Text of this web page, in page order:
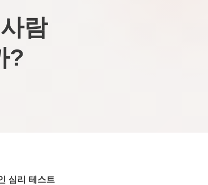
람
?
심리 테스트